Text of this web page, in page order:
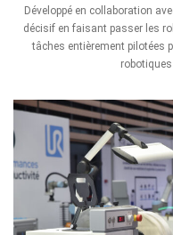
Développé en collaboration
décisif en faisant passer les
tâches entièrement pilotées
robotiques